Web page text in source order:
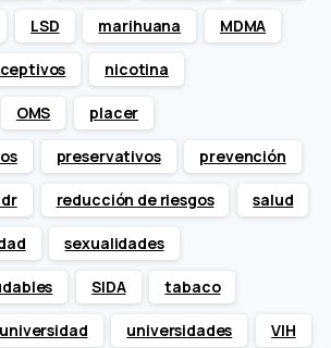
LSD marihuana MDMA
nicotina
OMS placer
preservativos prevención
reducción de riesgos salud
sexualidades
SIDA tabaco
universidad universidades VIH